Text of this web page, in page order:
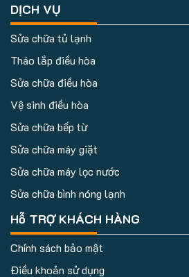
DỊCH VỤ
Sửa chữa tủ lạnh
Tháo lắp điều hòa
Sửa chữa điều hòa
Vệ sinh điều hòa
Sửa chữa bếp từ
Sửa chữa máy giặt
Sửa chữa máy lọc nước
Sửa chữa bình nóng lạnh
Hỗ TRỢ KHÁCH HÀNG
Chính sách bảo mật
Điều khoản sử dụng